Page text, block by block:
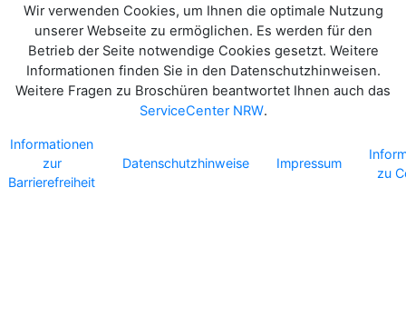
Wir verwenden Cookies, um Ihnen die optimale Nutzung
unserer Webseite zu ermöglichen. Es werden für den
Betrieb der Seite notwendige Cookies gesetzt. Weitere
Informationen finden Sie in den Datenschutzhinweisen.
Weitere Fragen zu Broschüren beantwortet Ihnen auch das
ServiceCenter NRW.
Informationen
zur
Barrierefreiheit
Datenschutzhinweise Impressum
zu